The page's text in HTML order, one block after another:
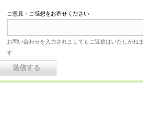
ご意見・ご感想をお寄せください
お問い合わせを入力されましてもご返信はいたしかねま
す